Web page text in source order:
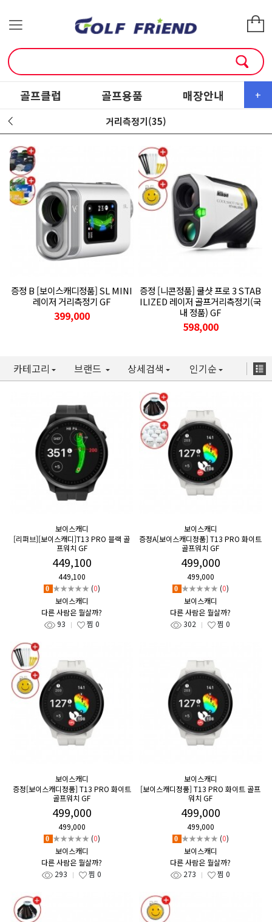
+
골프클럽 골프용품 매장안내 소
거리측정기(35)
증정 B [보이스캐디정품] SL MINI
레이저 거리측정기 GF
399,000
증정 [니콘정품] 쿨샷 프로 3 STAB
ILIZED 레이저 골프거리측정기(국
내 정품) GF
598,000
카테고리 브랜드 상세검색 인기순
보이스캐디
[리퍼브][보이스캐디]T13 PRO 블랙 골
프워치 GF
449,100
449,100
0 ★★★★★ (0)
보이스캐디
다른 사람은 뭘살까?
93
찜 0
보이스캐디
증정A[보이스캐디정품] T13 PRO 화이트
골프워치 GF
499,000
499,000
0 ★★★★★ (0)
보이스캐디
다른 사람은 뭘살까?
302
찜 0
보이스캐디
증정[보이스캐디정품] T13 PRO 화이트
골프워치 GF
499,000
499,000
0 ★★★★★ (0)
보이스캐디
다른 사람은 뭘살까?
293
찜 0
보이스캐디
[보이스캐디정품] T13 PRO 화이트 골프
워치 GF
499,000
499,000
0 ★★★★★ (0)
보이스캐디
다른 사람은 뭘살까?
273
찜 0